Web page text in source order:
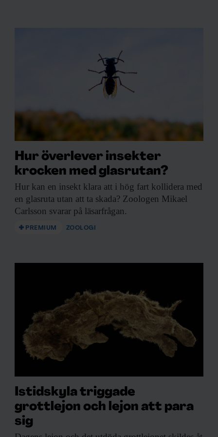
KUNSKAP BASERAD PÅ VETENSKAP
Prenumerera på
Beställ i dag!
Hur överlever insekter
krocken med glasrutan?
Hur kan en insekt klara att i hög fart kollidera med
en glasruta utan att ta skada? Zoologen Mikael
Carlsson svarar på läsarfrågan.
PREMIUM ZOOLOGI
Istidskyla triggade
grottlejon och lejon att para
sig